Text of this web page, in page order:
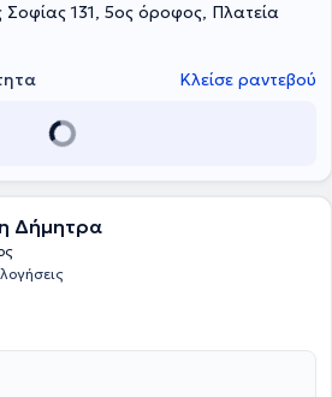
την πρόληψη μείζον συστατικό της
και παντα αφιερώνει χρόνο για την
131, 5ος όροφος, Πλατεία
Κλείσε ραντεβού
Δήμητρα